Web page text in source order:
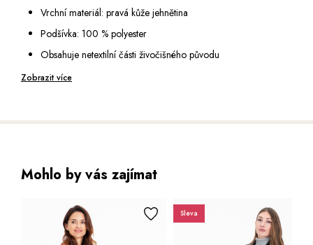
Límec do stojáku
Spodní díl zakončen štepováním
Délka 56 cm (vel. 38)
Výška modelky: 177 cm (vel. 36)
Vrchní materiál: pravá kůže jehnětina
Podšívka: 100 % polyester
Obsahuje netextilní části živočišného původu
Péče: speciální čištění pro usně
Zobrazit více
Mohlo by vás zajímat
Sleva Bestseller